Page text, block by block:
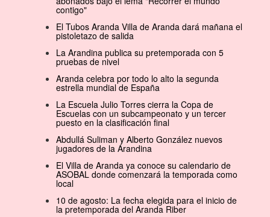
contigo"
El Tubos Aranda Villa de Aranda dará mañana el
pistoletazo de salida
La Arandina publica su pretemporada con 5
pruebas de nivel
Aranda celebra por todo lo alto la segunda
estrella mundial de España
La Escuela Julio Torres cierra la Copa de
Escuelas con un subcampeonato y un tercer
puesto en la clasificación final
Abdullá Suliman y Alberto González nuevos
jugadores de la Arandina
El Villa de Aranda ya conoce su calendario de
ASOBAL donde comenzará la temporada como
local
10 de agosto: La fecha elegida para el inicio de
la pretemporada del Aranda Riber